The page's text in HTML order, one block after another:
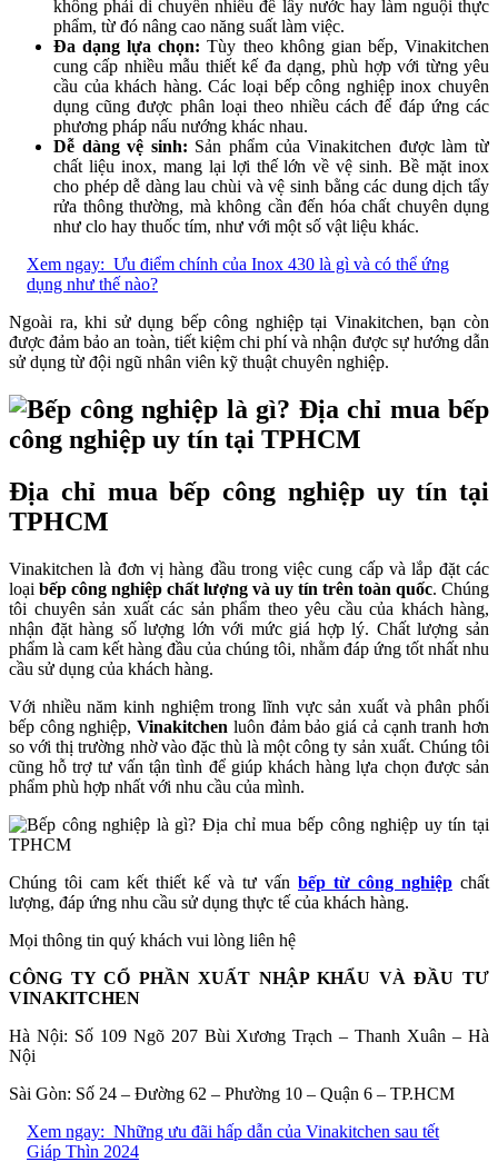
không phải di chuyển nhiều để lấy nước hay làm nguội thực
phẩm, từ đó nâng cao năng suất làm việc.
Đa dạng lựa chọn:Tùy theo không gian bếp, Vinakitchen
cung cấp nhiều mẫu thiết kế đa dạng, phù hợp với từng yêu
cầu của khách hàng. Các loại bếp công nghiệp inox chuyên
dụng cũng được phân loại theo nhiều cách để đáp ứng các
phương pháp nấu nướng khác nhau.
Dễ dàng vệ sinh: Sản phẩm của Vinakitchen được làm từ
chất liệu inox, mang lại lợi thế lớn về vệ sinh. Bề mặt inox
cho phép dễ dàng lau chùi và vệ sinh bằng các dung dịch tẩy
rửa thông thường, mà không cần đến hóa chất chuyên dụng
như clo hay thuốc tím, như với một số vật liệu khác.
Xem ngay: Ưu điểm chính của Inox 430 là gì và có thể ứng
dụng như thế nào?
Ngoài ra, khi sử dụng bếp công nghiệp tại Vinakitchen, bạn còn
được đảm bảo an toàn, tiết kiệm chi phí và nhận được sự hướng dẫn
sử dụng từ đội ngũ nhân viên kỹ thuật chuyên nghiệp.
Địa chỉ mua bếp công nghiệp uy tín tại
TPHCM
Vinakitchen là đơn vị hàng đầu trong việc cung cấp và lắp đặt các
loại bếp công nghiệp chất lượng và uy tín trên toàn quốc. Chúng
tôi chuyên sản xuất các sản phẩm theo yêu cầu của khách hàng,
nhận đặt hàng số lượng lớn với mức giá hợp lý. Chất lượng sản
phẩm là cam kết hàng đầu của chúng tôi, nhằm đáp ứng tốt nhất nhu
cầu sử dụng của khách hàng.
Với nhiều năm kinh nghiệm trong lĩnh vực sản xuất và phân phối
bếp công nghiệp, Vinakitchen luôn đảm bảo giá cả cạnh tranh hơn
so với thị trường nhờ vào đặc thù là một công ty sản xuất. Chúng tôi
cũng hỗ trợ tư vấn tận tình để giúp khách hàng lựa chọn được sản
phẩm phù hợp nhất với nhu cầu của mình.
Chúng tôi cam kết thiết kế và tư vấn bếp từ công nghiệp chất
lượng, đáp ứng nhu cầu sử dụng thực tế của khách hàng.
Mọi thông tin quý khách vui lòng liên hệ
CÔNG TY CỔ PHẦN XUẤT NHẬP KHẨU VÀ ĐẦU TƯ
VINAKITCHEN
Hà Nội: Số 109 Ngõ 207 Bùi Xương Trạch – Thanh Xuân – Hà
Nội
Sài Gòn: Số 24 – Đường 62 – Phường 10 – Quận 6 – TP.HCM
Xem ngay: Những ưu đãi hấp dẫn của Vinakitchen sau tết
Giáp Thìn 2024